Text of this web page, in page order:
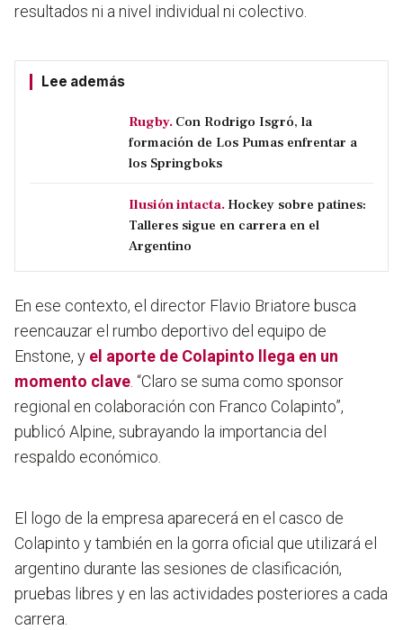
resultados ni a nivel individual ni colectivo.
Lee además
Rugby. Con Rodrigo Isgró, la
formación de Los Pumas enfrentar a
los Springboks
Ilusión intacta. Hockey sobre patines:
Talleres sigue en carrera en el
Argentino
En ese contexto, el director Flavio Briatore busca
reencauzar el rumbo deportivo del equipo de
Enstone, y el aporte de Colapinto llega en un
momento clave . “Claro se suma como sponsor
regional en colaboración con Franco Colapinto”,
publicó Alpine, subrayando la importancia del
respaldo económico.
El logo de la empresa aparecerá en el casco de
Colapinto y también en la gorra oficial que utilizará el
argentino durante las sesiones de clasificación,
pruebas libres y en las actividades posteriores a cada
carrera.